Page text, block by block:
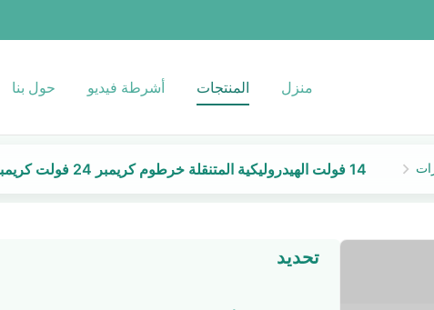
منزل المنتجات أشرطة فيديو حول بنا
14 فولت الهيدروليكية المتنقلة خرطوم كريمبر 24 فولت كريمبر خرطوم أداة أنابيب كريمبر آلة
تحديد